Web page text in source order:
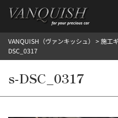
を
ごあいさつ 会社案内施工環境紹
ご提供メニュー
外装のガラスコーティング施工料金
ヘッドライトクリーニング施工料金
樹脂・メッシュパーツコーティング施
VANQUISH（ヴァンキッシュ） >施工
DSC_0317
s-DSC_0317